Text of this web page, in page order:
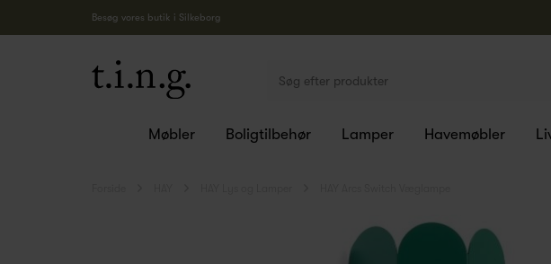
Besøg vores butik i Silkeborg
Møbler Boligtilbehør Lamper Havemøbler